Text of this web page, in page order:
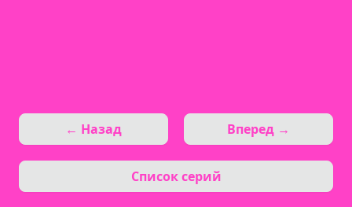
← Назад
Список серий
Вперед →